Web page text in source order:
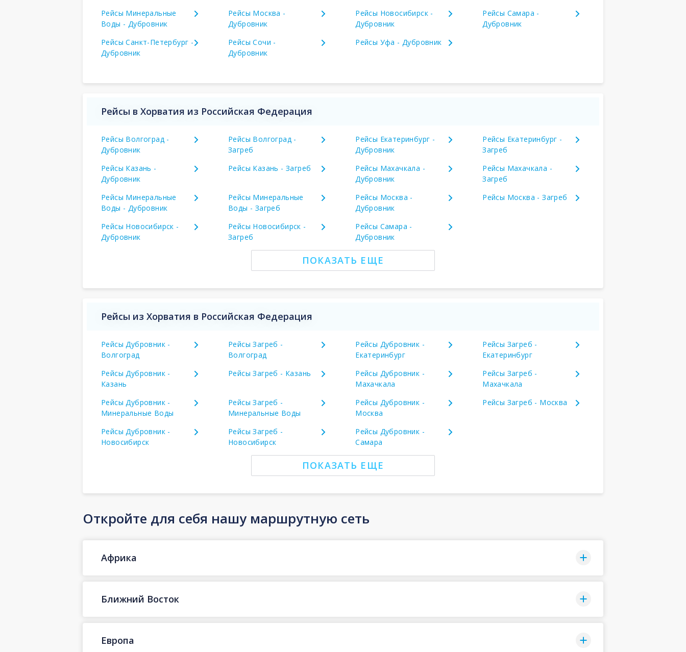
Рейсы Минеральные
Воды - Дубровник
Рейсы Москва -
Дубровник
Рейсы Новосибирск -
Дубровник
Рейсы Самара -
Дубровник
Рейсы Санкт-Петербург -
Дубровник
Рейсы Сочи -
Дубровник
Рейсы Уфа - Дубровник
Рейсы в Хорватия из Российская Федерация
Рейсы Волгоград -
Дубровник
Рейсы Волгоград -
Загреб
Рейсы Екатеринбург -
Дубровник
Рейсы Екатеринбург -
Загреб
Рейсы Казань -
Дубровник
Рейсы Казань - Загреб
Рейсы Махачкала -
Дубровник
Рейсы Махачкала -
Загреб
Рейсы Минеральные
Воды - Дубровник
Рейсы Минеральные
Воды - Загреб
Рейсы Москва -
Дубровник
Рейсы Москва - Загреб
Рейсы Новосибирск -
Дубровник
Рейсы Новосибирск -
Загреб
Рейсы Самара -
Дубровник
ПОКАЗАТЬ ЕЩЕ
Рейсы из Хорватия в Российская Федерация
Рейсы Дубровник -
Волгоград
Рейсы Загреб -
Волгоград
Рейсы Дубровник -
Екатеринбург
Рейсы Загреб -
Екатеринбург
Рейсы Дубровник -
Казань
Рейсы Загреб - Казань
Рейсы Дубровник -
Махачкала
Рейсы Загреб -
Махачкала
Рейсы Дубровник -
Минеральные Воды
Рейсы Загреб -
Минеральные Воды
Рейсы Дубровник -
Москва
Рейсы Загреб - Москва
Рейсы Дубровник -
Новосибирск
Рейсы Загреб -
Новосибирск
Рейсы Дубровник -
Самара
ПОКАЗАТЬ ЕЩЕ
Откройте для себя нашу маршрутную сеть
Африка
Ближний Восток
Европа